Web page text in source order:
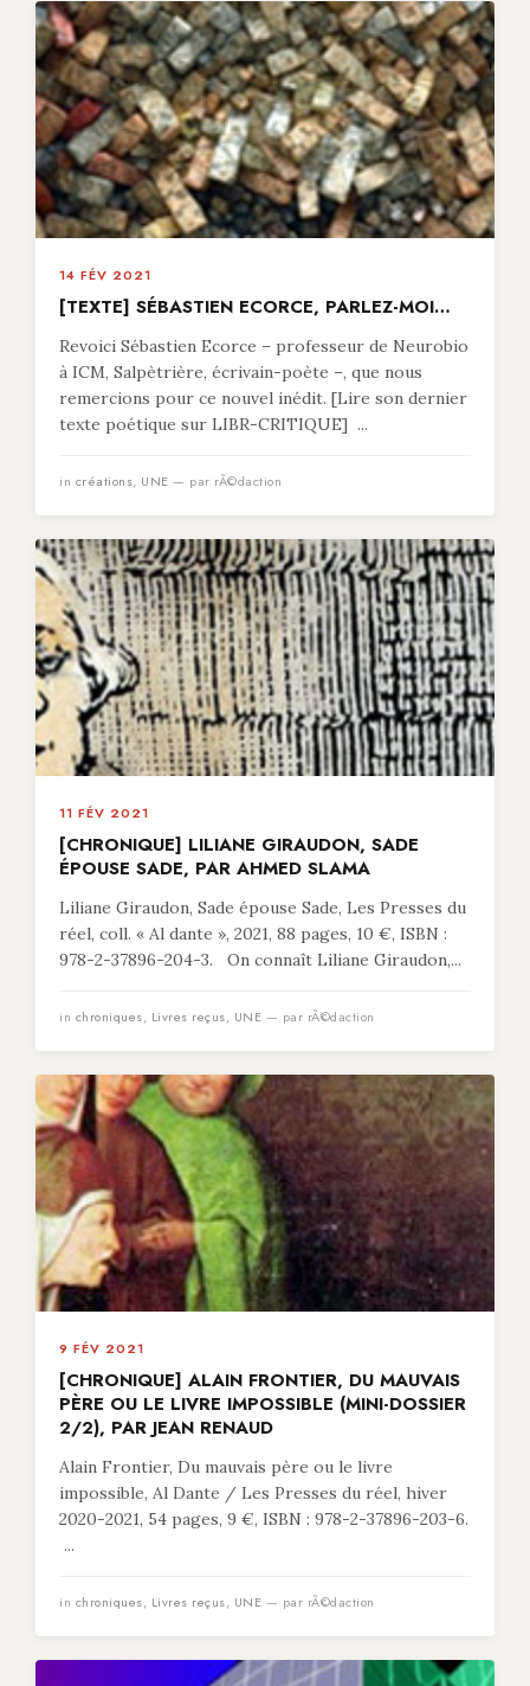
14 FÉV 2021
[TEXTE] SÉBASTIEN ECORCE, PARLEZ-MOI…
Revoici Sébastien Ecorce – professeur de Neurobio
à ICM, Salpètrière, écrivain-poète –, que nous
remercions pour ce nouvel inédit. [Lire son dernier
texte poétique sur LIBR-CRITIQUE] ...
in créations, UNE — par rÃ©daction
11 FÉV 2021
[CHRONIQUE] LILIANE GIRAUDON, SADE
ÉPOUSE SADE, PAR AHMED SLAMA
Liliane Giraudon, Sade épouse Sade, Les Presses du
réel, coll. « Al dante », 2021, 88 pages, 10 €, ISBN :
978-2-37896-204-3. On connaît Liliane Giraudon,...
in chroniques, Livres reçus, UNE — par rÃ©daction
9 FÉV 2021
[CHRONIQUE] ALAIN FRONTIER, DU MAUVAIS
PÈRE OU LE LIVRE IMPOSSIBLE (MINI-DOSSIER
2/2), PAR JEAN RENAUD
Alain Frontier, Du mauvais père ou le livre
impossible, Al Dante / Les Presses du réel, hiver
2020-2021, 54 pages, 9 €, ISBN : 978-2-37896-203-6.
...
in chroniques, Livres reçus, UNE — par rÃ©daction